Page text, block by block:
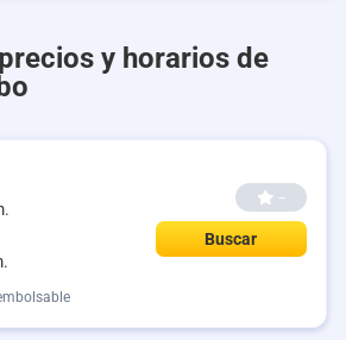
y horarios de
--
Buscar